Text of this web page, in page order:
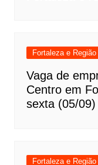
Fortaleza e
Vaga de
Centro em
sexta (05/09)
Fortaleza e